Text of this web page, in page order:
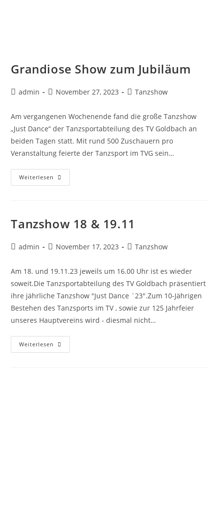
Grandiose Show zum Jubiläum
admin November 27, 2023 Tanzshow
Am vergangenen Wochenende fand die große Tanzshow
„Just Dance“ der Tanzsportabteilung des TV Goldbach an
beiden Tagen statt. Mit rund 500 Zuschauern pro
Veranstaltung feierte der Tanzsport im TVG sein…
Weiterlesen
Tanzshow 18 & 19.11
admin November 17, 2023 Tanzshow
Am 18. und 19.11.23 jeweils um 16.00 Uhr ist es wieder
soweit.Die Tanzsportabteilung des TV Goldbach präsentiert
ihre jährliche Tanzshow "Just Dance `23".Zum 10-Jährigen
Bestehen des Tanzsports im TV , sowie zur 125 Jahrfeier
unseres Hauptvereins wird - diesmal nicht…
Weiterlesen